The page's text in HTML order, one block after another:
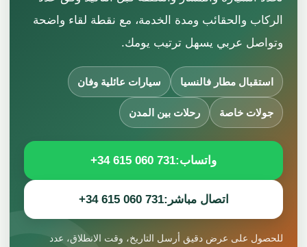
الركاب والحقائب ومدة الخدمة، مع نقطة لقاء واضحة
وتواصل عربي يسهل ترتيب يومك.
استقبال مطار فالنسيا سيارات عائلية وفان
جولات خاصة رحلات بين المدن
واتساب:+34 615 060 731
اتصال مباشر:+34 615 060 731
للحصول على عرض دقيق أرسل التاريخ، وقت الانطلاق، عدد